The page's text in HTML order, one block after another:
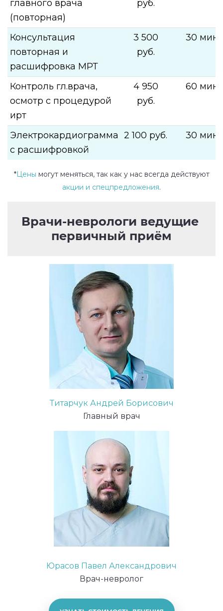
главного врача
(повторная)
руб.
Консультация
повторная и
расшифровка МРТ
3 500
руб.
30 мин.
Контроль гл.врача,
осмотр с процедурой
ирт
4 950
руб.
60 мин.
Электрокардиограмма
с расшифровкой
2 100 руб. 30 мин.
*Цены могут меняться, так как у нас всегда действуют
акции и спецпредложения.
Врачи-неврологи ведущие
первичный приём
Титарчук Андрей Борисович
Главный врач
Юрасов Павел Александрович
Врач-невролог